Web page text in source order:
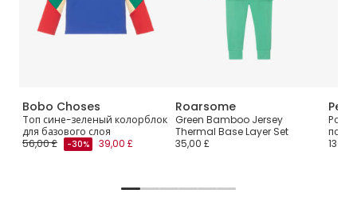
Bobo Choses
Топ сине-зеленый колорблок
для базового слоя
56,00 £
-30% 39,00 £
Roarsome
Green Bamboo Jersey
Thermal Base Layer Set
35,00 £